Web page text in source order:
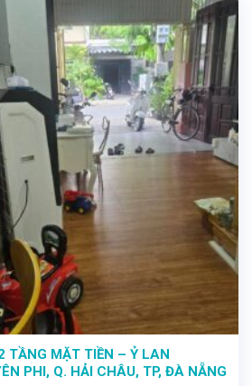
TẦNG MẶT TIỀN – Ỷ LAN
PHI, Q. HẢI CHÂU, TP, ĐÀ NẴNG